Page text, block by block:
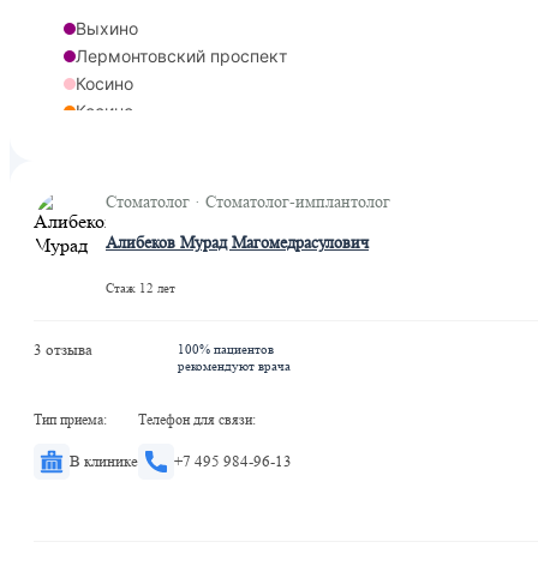
Выхино
Лермонтовский проспект
Косино
Косино
Стоматолог · Стоматолог-имплантолог
Алибеков Мурад Магомедрасулович
Стаж 12 лет
3 отзыва
100% пациентов
рекомендуют врача
Тип приема:
В клинике
Телефон для связи:
+7 495 984-96-13